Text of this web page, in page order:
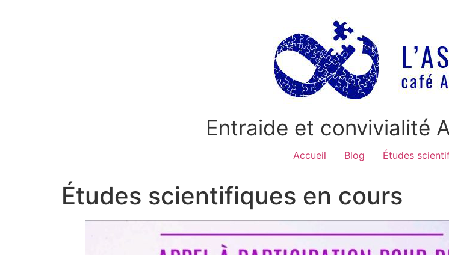
Entraide et convivialité
Accueil Blog Études
Études scientifiques en cours